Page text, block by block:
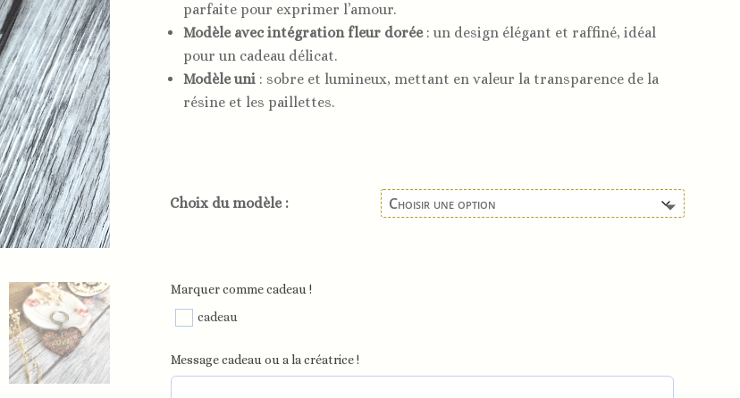
parfaite pour exprimer l’amour.
Modèle avec intégration fleur dorée: un design élégant et raffiné, idéal
pour un cadeau délicat.
Modèle uni : sobre et lumineux, mettant en valeur la transparence de la
résine et les paillettes.
Choix du modèle :
Marquer comme cadeau !
cadeau
Message cadeau ou a la créatrice !